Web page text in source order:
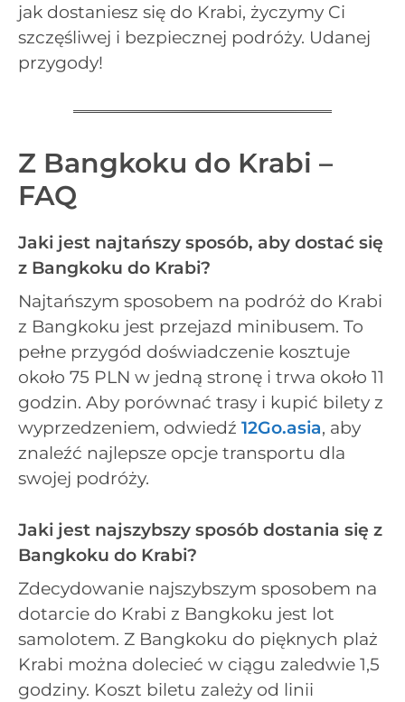
jak dostaniesz się do Krabi, życzymy Ci
szczęśliwej i bezpiecznej podróży. Udanej
przygody!
Z Bangkoku do Krabi –
FAQ
Jaki jest najtańszy sposób, aby dostać się
z Bangkoku do Krabi?
Najtańszym sposobem na podróż do Krabi
z Bangkoku jest przejazd minibusem. To
pełne przygód doświadczenie kosztuje
około 75 PLN w jedną stronę i trwa około 11
godzin. Aby porównać trasy i kupić bilety z
wyprzedzeniem, odwiedź 12Go.asia, aby
znaleźć najlepsze opcje transportu dla
swojej podróży.
Jaki jest najszybszy sposób dostania się z
Bangkoku do Krabi?
Zdecydowanie najszybszym sposobem na
dotarcie do Krabi z Bangkoku jest lot
samolotem. Z Bangkoku do pięknych plaż
Krabi można dolecieć w ciągu zaledwie 1,5
godziny. Koszt biletu zależy od linii